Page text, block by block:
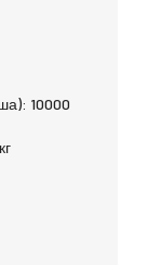
10000
кг